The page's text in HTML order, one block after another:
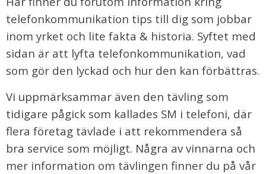
telefonkommunikation tips till dig som jobbar
inom yrket och lite fakta & historia. Syftet med
sidan är att lyfta telefonkommunikation, vad
som gör den lyckad och hur den kan förbättras.
Vi uppmärksammar även den tävling som
tidigare pågick som kallades SM i telefoni, där
flera företag tävlade i att rekommendera så
bra service som möjligt. Några av vinnarna och
mer information om tävlingen finner du på vår